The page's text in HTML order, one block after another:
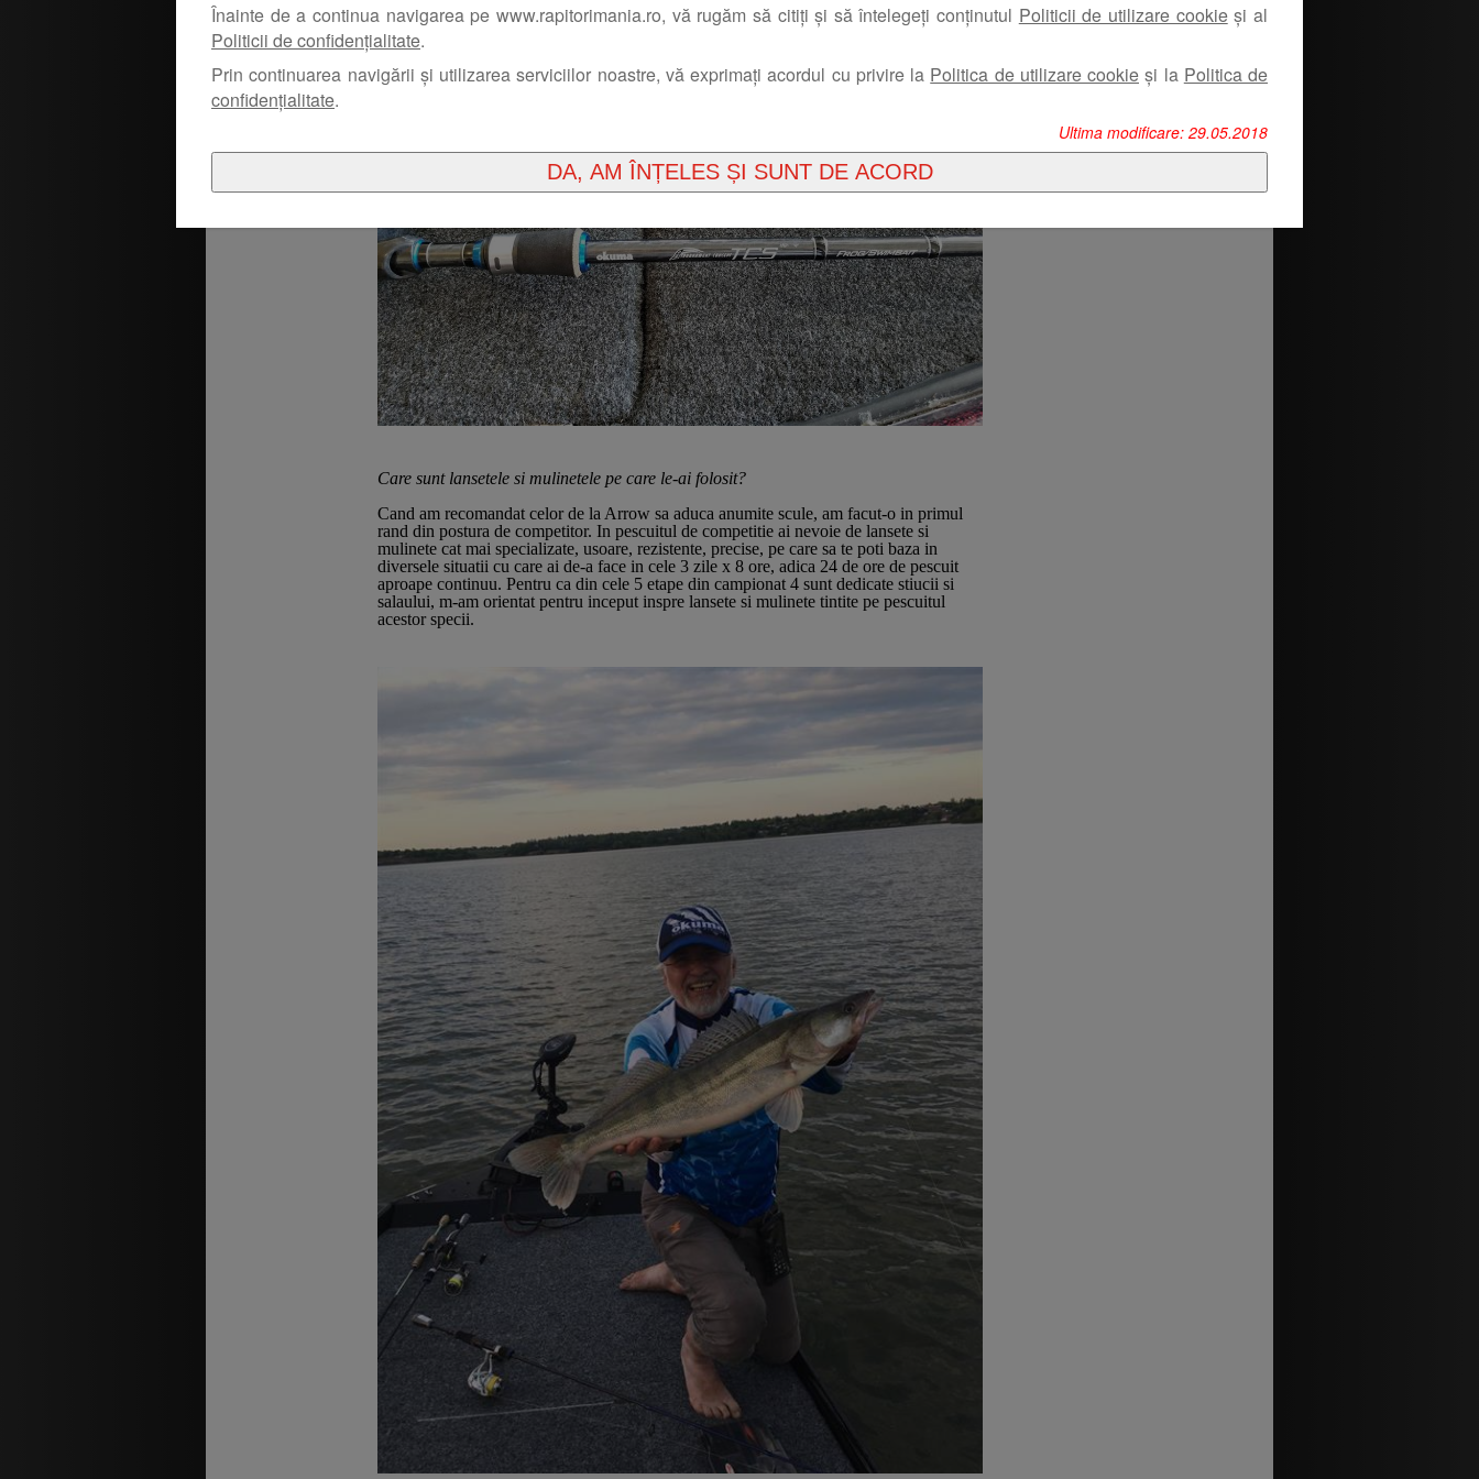
Înainte de a continua navigarea pe www.rapitorimania.ro, vă rugăm să citiți și să întelegeți conținutul Politicii de utilizare cookieși al
Politicii de confidențialitate.
Prin continuarea navigării și utilizarea serviciilor noastre, vă exprimați acordul cu privire la Politica de utilizare cookie și la Politica de
confidențialitate.
Ultima modificare: 29.05.2018
Care sunt lansetele si mulinetele pe care le-ai folosit?
Cand am recomandat celor de la Arrow sa aduca anumite scule, am facut-o in primul
rand din postura de competitor. In pescuitul de competitie ai nevoie de lansete si
mulinete cat mai specializate, usoare, rezistente, precise, pe care sa te poti baza in
diversele situatii cu care ai de-a face in cele 3 zile x 8 ore, adica 24 de ore de pescuit
aproape continuu. Pentru ca din cele 5 etape din campionat 4 sunt dedicate stiucii si
salaului, m-am orientat pentru inceput inspre lansete si mulinete tintite pe pescuitul
acestor specii.